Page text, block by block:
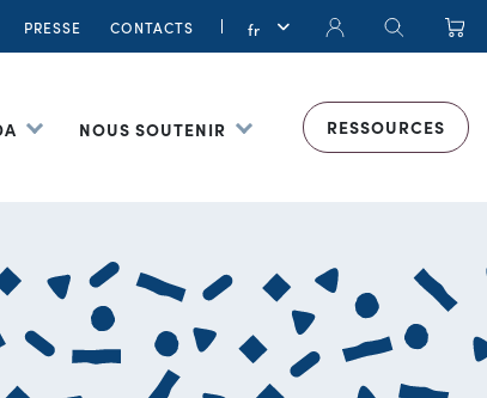
PRESSE CONTACTS
NOUS SOUTENIR RESSOURCES